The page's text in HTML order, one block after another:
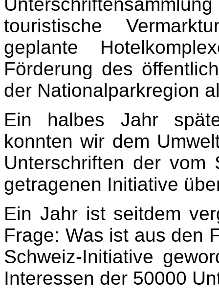
touristische
geplante
Förderung des
der Nationalparkregion
Ein halbes Jahr
konnten wir dem
Unterschriften der vom
getragenen Initiative
Ein Jahr ist seitdem
Frage: Was ist aus den
Schweiz-Initiative
Interessen der 50000